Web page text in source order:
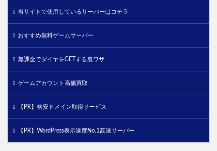
当サイトで使用しているサーバーはコチラ
おすすめ無料ゲームサーバー
無課金でダイヤをGETする裏ワザ
ゲームアカウント高価買取
【PR】格安ドメイン取得サービス
【PR】WordPress表示速度No.1高速サーバー